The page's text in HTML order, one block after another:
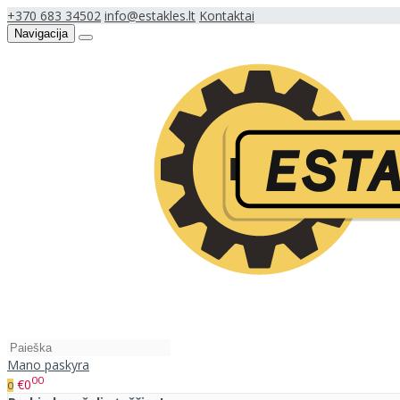
+370 683 34502 info@estakles.lt Kontaktai
Navigacija
Mano paskyra
0 €000